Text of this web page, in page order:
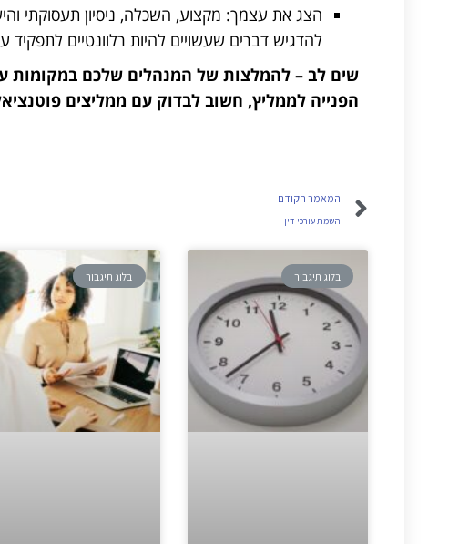
הצג את עצמך: מקצוע, השכלה, ניסיון תעסוקתי
להדגיש דברים שעשויים להיות רלוונטיים לתפקיד
שים לב – להמלצות של המנהלים שלכם במקומות
הפנייה לממליץ, חשוב לבדוק עם ממליצים
המאמר הקודם
השמת עורכי דין
בלוג תיגבור בלוג תיגבור